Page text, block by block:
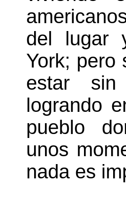
del lugar
York; pero
estar
logrando
pueblo
unos
nada es